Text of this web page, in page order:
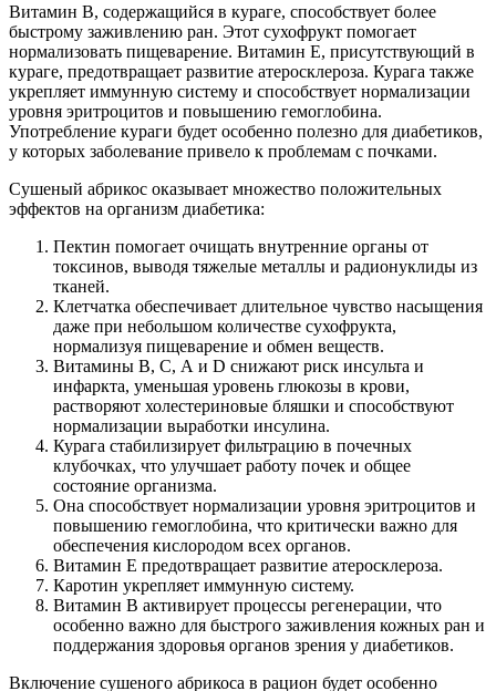
Витамин В, содержащийся в кураге, способствует более
быстрому заживлению ран. Этот сухофрукт помогает
нормализовать пищеварение. Витамин Е, присутствующий в
кураге, предотвращает развитие атеросклероза. Курага также
укрепляет иммунную систему и способствует нормализации
уровня эритроцитов и повышению гемоглобина.
Употребление кураги будет особенно полезно для диабетиков,
у которых заболевание привело к проблемам с почками.
Сушеный абрикос оказывает множество положительных
эффектов на организм диабетика:
Пектин помогает очищать внутренние органы от
токсинов, выводя тяжелые металлы и радионуклиды из
тканей.
Клетчатка обеспечивает длительное чувство насыщения
даже при небольшом количестве сухофрукта,
нормализуя пищеварение и обмен веществ.
Витамины В, С, А и D снижают риск инсульта и
инфаркта, уменьшая уровень глюкозы в крови,
растворяют холестериновые бляшки и способствуют
нормализации выработки инсулина.
Курага стабилизирует фильтрацию в почечных
клубочках, что улучшает работу почек и общее
состояние организма.
Она способствует нормализации уровня эритроцитов и
повышению гемоглобина, что критически важно для
обеспечения кислородом всех органов.
Витамин Е предотвращает развитие атеросклероза.
Каротин укрепляет иммунную систему.
Витамин В активирует процессы регенерации, что
особенно важно для быстрого заживления кожных ран и
поддержания здоровья органов зрения у диабетиков.
Включение сушеного абрикоса в рацион будет особенно